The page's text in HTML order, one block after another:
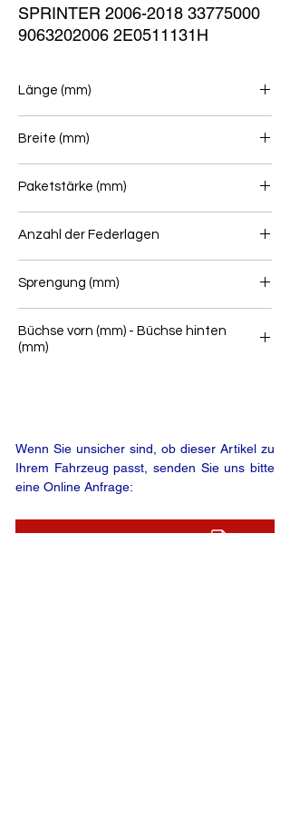
SPRINTER 2006-2018 33775000
9063202006 2E0511131H
Länge (mm)
Breite (mm)
Paketstärke (mm)
Anzahl der Federlagen
Sprengung (mm)
Büchse vorn (mm) - Büchse hinten
(mm)
Wenn Sie unsicher sind, ob dieser Artikel zu
Ihrem Fahrzeug passt, senden Sie uns bitte
eine Online Anfrage: